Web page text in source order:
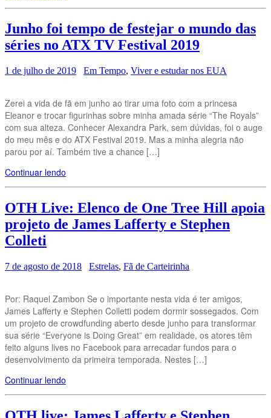
Junho foi tempo de festejar o mundo das
séries no ATX TV Festival 2019
1 de julho de 2019 Em Tempo, Viver e estudar nos EUA
Zerei a vida de fã em junho ao tirar uma foto com a princesa
Eleanor e trocar figurinhas sobre minha amada série “The Royals”
com sua alteza. Conhecer Alexandra Park, sem dúvidas, foi o auge
do meu mês e do ATX Festival 2019. Mas a minha alegria não
parou por aí. Também tive a chance […]
Continuar lendo
OTH Live: Elenco de One Tree Hill apoia
projeto de James Lafferty e Stephen
Colleti
7 de agosto de 2018 Estrelas, Fã de Carteirinha
Por: Raquel Zambon Se o importante nesta vida é ter amigos,
James Lafferty e Stephen Colletti podem dormir sossegados. Com
um projeto de crowdfunding aberto desde junho para transformar
sua série “Everyone is Doing Great” em realidade, os atores têm
feito alguns lives no Facebook para arrecadar fundos para o
desenvolvimento da primeira temporada. Nestes […]
Continuar lendo